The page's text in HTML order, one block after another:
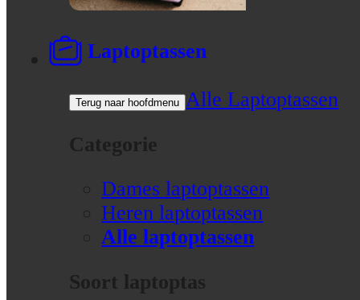
Laptoptassen
Terug naar hoofdmenu Alle Laptoptassen
Categorie
Dames laptoptassen
Heren laptoptassen
Alle laptoptassen
Soort laptoptas